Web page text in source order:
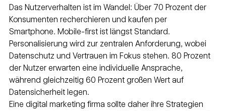
Das Nutzerverhalten ist im Wandel: Über 70 Prozent der
Konsumenten recherchieren und kaufen per
Smartphone. Mobile-first ist längst Standard.
Personalisierung wird zur zentralen Anforderung, wobei
Datenschutz und Vertrauen im Fokus stehen. 80 Prozent
der Nutzer erwarten eine individuelle Ansprache,
während gleichzeitig 60 Prozent großen Wert auf
Datensicherheit legen.
Eine digital marketing firma sollte daher ihre Strategien